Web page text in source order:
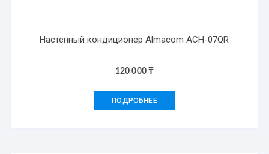
Настенный кондиционер Almacom ACH-07QR
120 000₸
ПОДРОБНЕЕ